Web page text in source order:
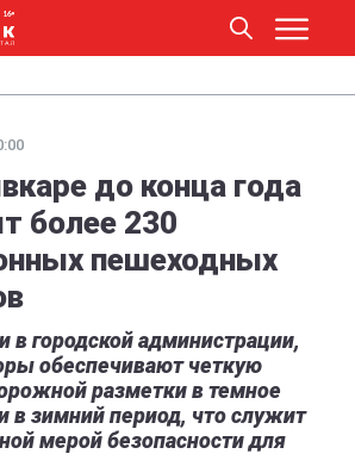
до конца года
более 230
пешеходных
в городской администрации,
обеспечивают четкую
разметки в темное
в зимний период, что служит
мерой безопасности для